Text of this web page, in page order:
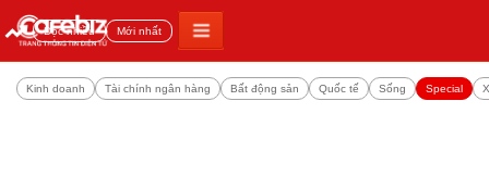
Đọc nhiều Mới nhất
Kinh doanh Tài chính ngân hàng Bất động sản Quốc tế Sống Special